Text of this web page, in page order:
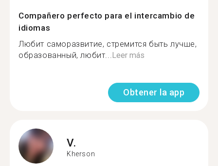
Compañero perfecto para el intercambio de
idiomas
Любит саморазвитие, стремится быть лучше,
образованный, любит...Leer más
Obtener la app
V.
Kherson